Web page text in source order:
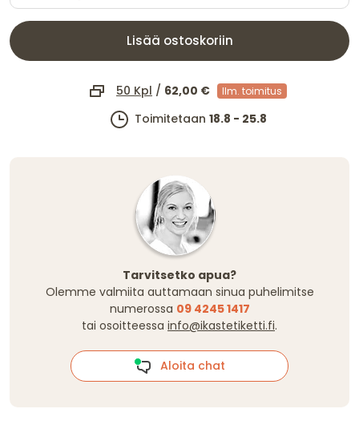
Lisää ostoskoriin
50 Kpl / 62,00 € Ilm. toimitus
Toimitetaan 18.8 - 25.8
Tarvitsetko apua?
Olemme valmiita auttamaan sinua puhelimitse
numerossa 09 4245 1417
tai osoitteessa info@ikastetiketti.fi.
Aloita chat